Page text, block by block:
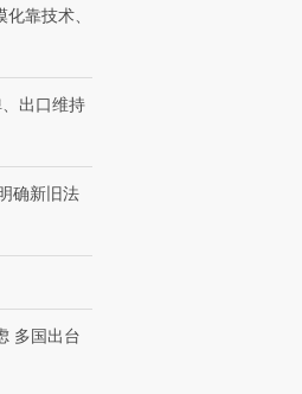
种
CFO：不靠规模取胜，华
靠技术、
出口维持
确新旧法
多国出台